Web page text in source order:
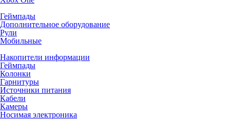
Геймпады
Дополнительное оборудование
Рули
Мобильные
Накопители информации
Геймпады
Колонки
Гарнитуры
Источники питания
Кабели
Камеры
Носимая электроника